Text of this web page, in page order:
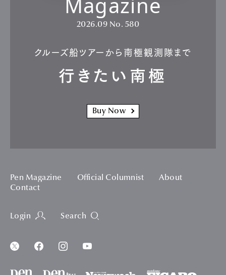
2026.09 No. 580
クルーズ船ツアーから南極観測隊まで
行きたい南極
Buy Now
Pen Magazine Official Columnist
About
Contact
Login Search